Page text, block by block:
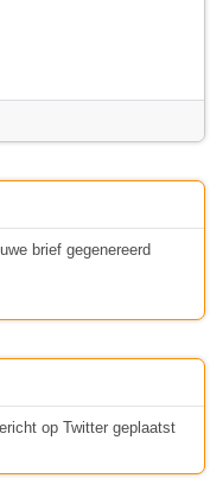
brief gegenereerd
op Twitter geplaatst